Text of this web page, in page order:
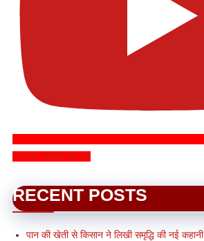
SUBSCRIBE NOW
RECENT POSTS
पान की खेती से किसान ने लिखी समृद्धि की नई कहानी